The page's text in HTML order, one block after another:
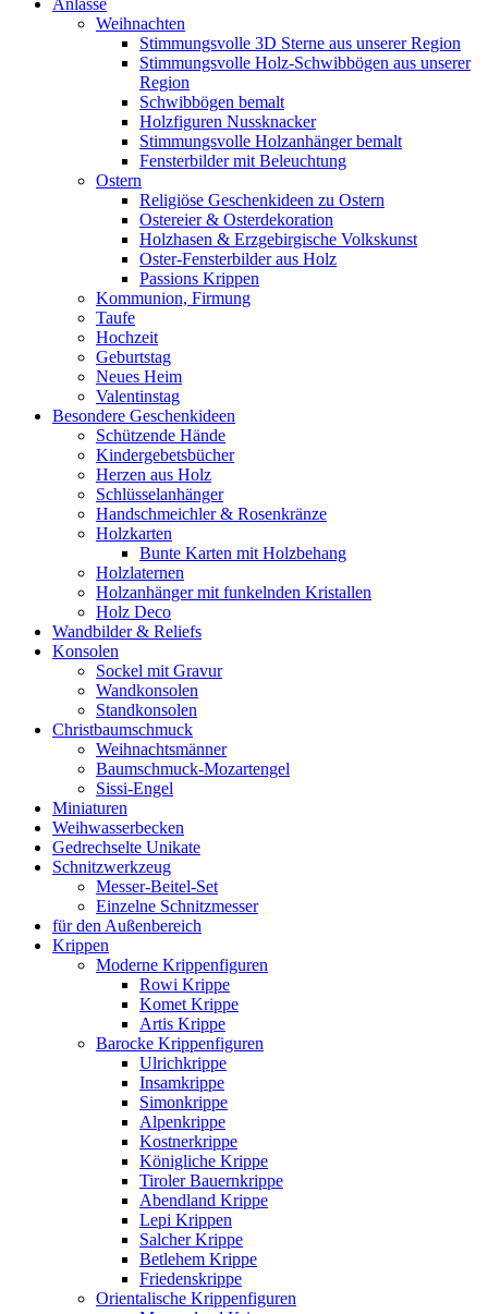
Anlässe
Weihnachten
Stimmungsvolle 3D Sterne aus unserer Region
Stimmungsvolle Holz-Schwibbögen aus unserer
Region
Schwibbögen bemalt
Holzfiguren Nussknacker
Stimmungsvolle Holzanhänger bemalt
Fensterbilder mit Beleuchtung
Ostern
Religiöse Geschenkideen zu Ostern
Ostereier & Osterdekoration
Holzhasen & Erzgebirgische Volkskunst
Oster-Fensterbilder aus Holz
Passions Krippen
Kommunion, Firmung
Taufe
Hochzeit
Geburtstag
Neues Heim
Valentinstag
Besondere Geschenkideen
Schützende Hände
Kindergebetsbücher
Herzen aus Holz
Schlüsselanhänger
Handschmeichler & Rosenkränze
Holzkarten
Bunte Karten mit Holzbehang
Holzlaternen
Holzanhänger mit funkelnden Kristallen
Holz Deco
Wandbilder & Reliefs
Konsolen
Sockel mit Gravur
Wandkonsolen
Standkonsolen
Christbaumschmuck
Weihnachtsmänner
Baumschmuck-Mozartengel
Sissi-Engel
Miniaturen
Weihwasserbecken
Gedrechselte Unikate
Schnitzwerkzeug
Messer-Beitel-Set
Einzelne Schnitzmesser
für den Außenbereich
Krippen
Moderne Krippenfiguren
Rowi Krippe
Komet Krippe
Artis Krippe
Barocke Krippenfiguren
Ulrichkrippe
Insamkrippe
Simonkrippe
Alpenkrippe
Kostnerkrippe
Königliche Krippe
Tiroler Bauernkrippe
Abendland Krippe
Lepi Krippen
Salcher Krippe
Betlehem Krippe
Friedenskrippe
Orientalische Krippenfiguren